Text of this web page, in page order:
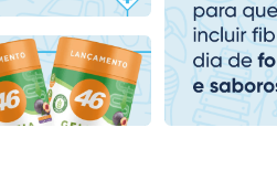
Comprar sem Desconto
Por R$ 78,99/cada
Comprar sem Desconto
Por R$ 78,99/cada